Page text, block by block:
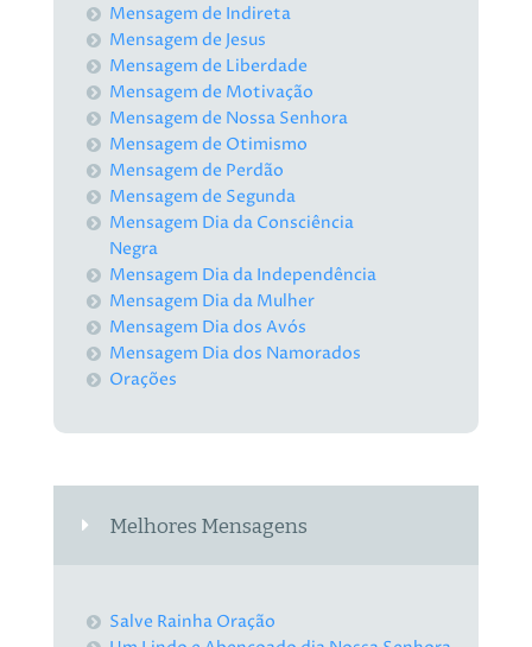
Mensagem de Indireta
Mensagem de Jesus
Mensagem de Liberdade
Mensagem de Motivação
Mensagem de Nossa Senhora
Mensagem de Otimismo
Mensagem de Perdão
Mensagem de Segunda
Mensagem Dia da Consciência
Negra
Mensagem Dia da Independência
Mensagem Dia da Mulher
Mensagem Dia dos Avós
Mensagem Dia dos Namorados
Orações
Melhores Mensagens
Salve Rainha Oração